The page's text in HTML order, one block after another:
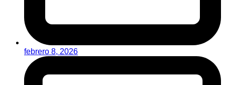
febrero 8, 2026